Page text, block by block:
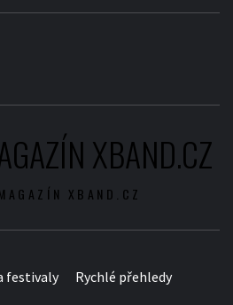
XBAND.CZ
XBAND.CZ
festivaly Rychlé přehledy